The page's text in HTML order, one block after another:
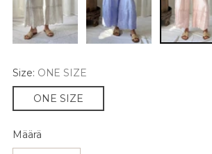
Size: ONE SIZE
ONE SIZE
Määrä